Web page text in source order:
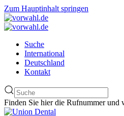
Zum Hauptinhalt springen
Suche
International
Deutschland
Kontakt
Finden Sie hier die Rufnummer und